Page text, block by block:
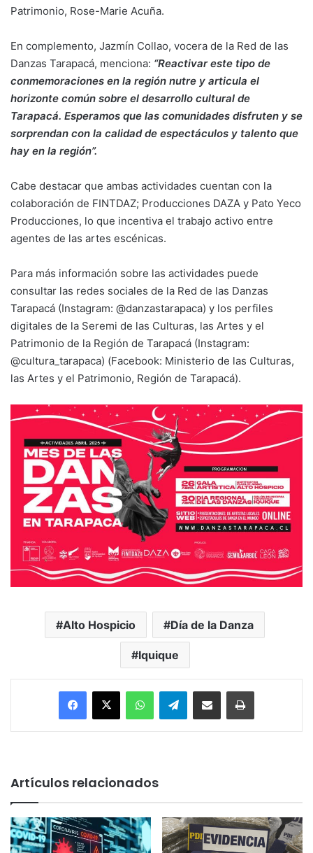
Patrimonio, Rose-Marie Acuña.
En complemento, Jazmín Collao, vocera de la Red de las
Danzas Tarapacá, menciona: “Reactivar este tipo de
conmemoraciones en la región nutre y articula el
horizonte común sobre el desarrollo cultural de
Tarapacá. Esperamos que las comunidades disfruten y se
sorprendan con la calidad de espectáculos y talento que
hay en la región”.
Cabe destacar que ambas actividades cuentan con la
colaboración de FINTDAZ; Producciones DAZA y Pato Yeco
Producciones, lo que incentiva el trabajo activo entre
agentes de las artes escénicas.
Para más información sobre las actividades puede
consultar las redes sociales de la Red de las Danzas
Tarapacá (Instagram: @danzastarapaca) y los perfiles
digitales de la Seremi de las Culturas, las Artes y el
Patrimonio de la Región de Tarapacá (Instagram:
@cultura_tarapaca) (Facebook: Ministerio de las Culturas,
las Artes y el Patrimonio, Región de Tarapacá).
Alto Hospicio Día de la Danza
Iquique
Facebook
X WhatsAppTelegramEnviar vía email Imprimir
Artículos relacionados